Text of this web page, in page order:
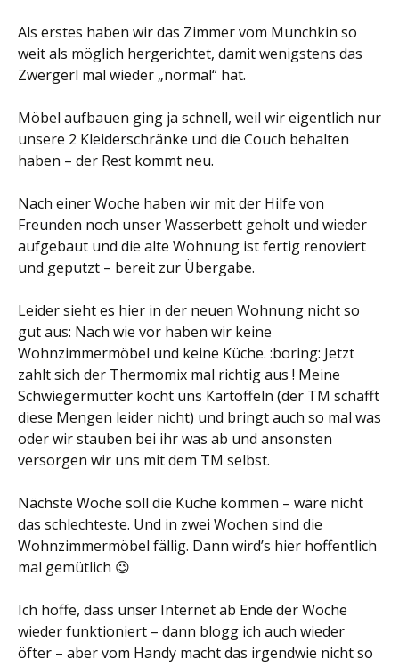
Als erstes haben wir das Zimmer vom Munchkin so
weit als möglich hergerichtet, damit wenigstens das
Zwergerl mal wieder „normal“ hat.
Möbel aufbauen ging ja schnell, weil wir eigentlich nur
unsere 2 Kleiderschränke und die Couch behalten
haben – der Rest kommt neu.
Nach einer Woche haben wir mit der Hilfe von
Freunden noch unser Wasserbett geholt und wieder
aufgebaut und die alte Wohnung ist fertig renoviert
und geputzt – bereit zur Übergabe.
Leider sieht es hier in der neuen Wohnung nicht so
gut aus: Nach wie vor haben wir keine
Wohnzimmermöbel und keine Küche. :boring: Jetzt
zahlt sich der Thermomix mal richtig aus ! Meine
Schwiegermutter kocht uns Kartoffeln (der TM schafft
diese Mengen leider nicht) und bringt auch so mal was
oder wir stauben bei ihr was ab und ansonsten
versorgen wir uns mit dem TM selbst.
Nächste Woche soll die Küche kommen – wäre nicht
das schlechteste. Und in zwei Wochen sind die
Wohnzimmermöbel fällig. Dann wird’s hier hoffentlich
mal gemütlich 😉
Ich hoffe, dass unser Internet ab Ende der Woche
wieder funktioniert – dann blogg ich auch wieder
öfter – aber vom Handy macht das irgendwie nicht so